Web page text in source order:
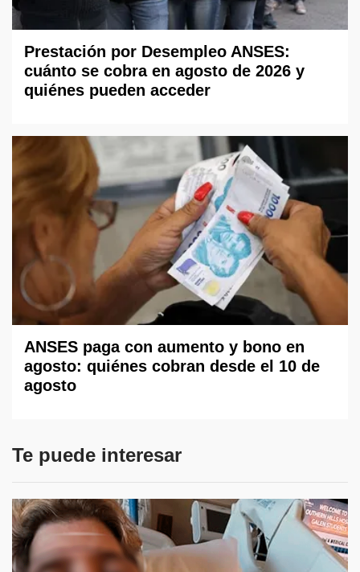
Prestación por Desempleo ANSES:
cuánto se cobra en agosto de 2026 y
quiénes pueden acceder
ANSES paga con aumento y bono en
agosto: quiénes cobran desde el 10 de
agosto
Te puede interesar